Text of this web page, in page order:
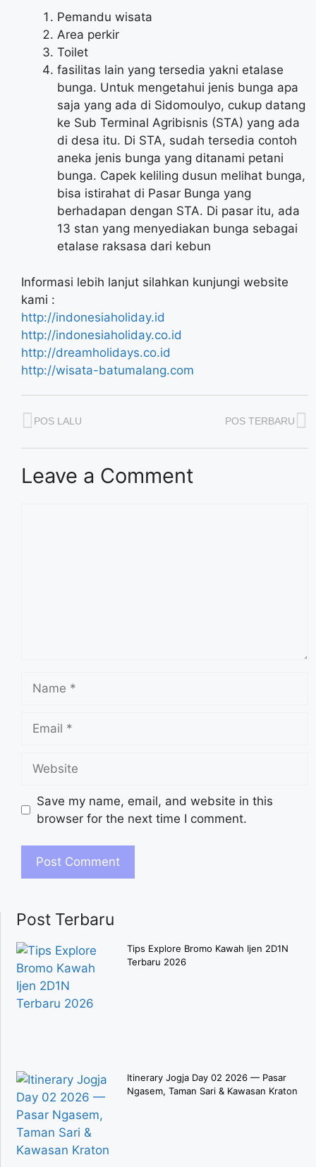
Pemandu wisata
Area perkir
Toilet
fasilitas lain yang tersedia yakni etalase
bunga. Untuk mengetahui jenis bunga apa
saja yang ada di Sidomoulyo, cukup datang
ke Sub Terminal Agribisnis (STA) yang ada
di desa itu. Di STA, sudah tersedia contoh
aneka jenis bunga yang ditanami petani
bunga. Capek keliling dusun melihat bunga,
bisa istirahat di Pasar Bunga yang
berhadapan dengan STA. Di pasar itu, ada
13 stan yang menyediakan bunga sebagai
etalase raksasa dari kebun
Informasi lebih lanjut silahkan kunjungi website
kami :
http://indonesiaholiday.id
http://indonesiaholiday.co.id
http://dreamholidays.co.id
http://wisata-batumalang.com
POS LALU POS TERBARU
Leave a Comment
Save my name, email, and website in this
browser for the next time I comment.
Post Terbaru
Tips Explore Bromo Kawah Ijen 2D1N
Terbaru 2026
Itinerary Jogja Day 02 2026 — Pasar
Ngasem, Taman Sari & Kawasan Kraton